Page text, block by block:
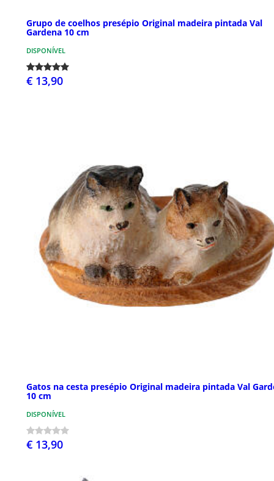
Grupo de coelhos presépio Original madeira pintada Val
Gardena 10 cm
DISPONÍVEL
€ 13,90
Gatos na cesta presépio Original madeira pintada Val
10 cm
DISPONÍVEL
€ 13,90